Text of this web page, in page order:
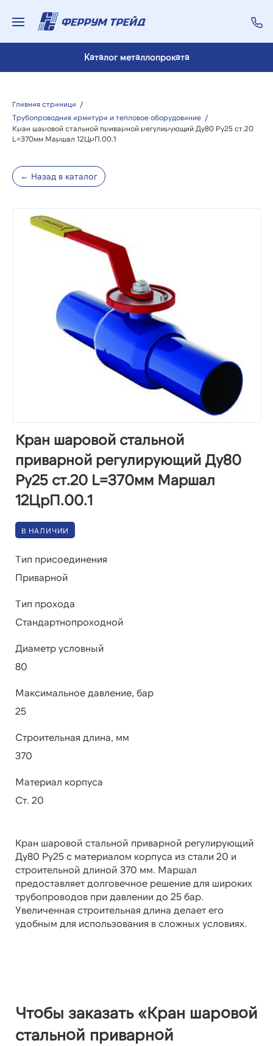
Каталог металлопроката
Главная страница /
Трубопроводная арматура и тепловое оборудование /
Кран шаровой стальной приварной регулирующий Ду80 Ру25 ст.20
L=370мм Маршал 12ЦрП.00.1
← Назад в каталог
Кран шаровой стальной
приварной регулирующий Ду80
Ру25 ст.20 L=370мм Маршал
12ЦрП.00.1
В НАЛИЧИИ
Тип присоединения
Приварной
Тип прохода
Стандартнопроходной
Диаметр условный
80
Максимальное давление, бар
25
Строительная длина, мм
370
Материал корпуса
Ст. 20
Кран шаровой стальной приварной регулирующий
Ду80 Ру25 с материалом корпуса из стали 20 и
строительной длиной 370 мм. Маршал
предоставляет долговечное решение для широких
трубопроводов при давлении до 25 бар.
Увеличенная строительная длина делает его
удобным для использования в сложных условиях.
Чтобы заказать «Кран шаровой
стальной приварной